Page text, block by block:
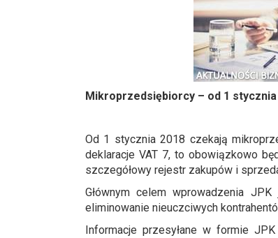
Mikroprzedsiębiorcy – od 1
Od 1 stycznia 2018 czekają
deklaracje VAT 7, to obowiązkowo
szczegółowy rejestr zakupów i
Głównym celem wprowadzenia
eliminowanie nieuczciwych
Informacje przesyłane w formie